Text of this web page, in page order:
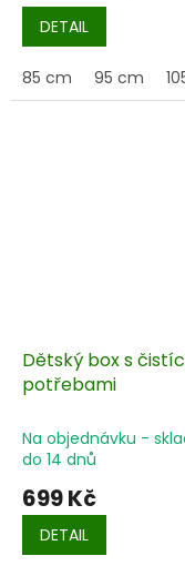
DETAIL
85 cm 95 cm
Dětský box s
potřebami
Na objednávku -
do 14 dnů
699 Kč
DETAIL